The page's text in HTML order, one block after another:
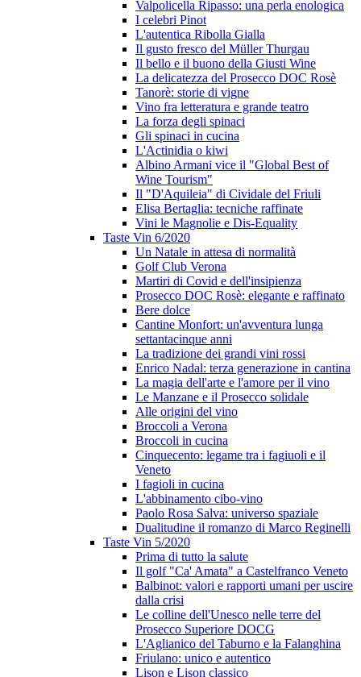
Valpolicella Ripasso: una perla enologica
I celebri Pinot
L'autentica Ribolla Gialla
Il gusto fresco del Müller Thurgau
Il bello e il buono della Giusti Wine
La delicatezza del Prosecco DOC Rosè
Tanorè: storie di vigne
Vino fra letteratura e grande teatro
La forza degli spinaci
Gli spinaci in cucina
L'Actinidia o kiwi
Albino Armani vice il "Global Best of
Wine Tourism"
Il "D'Aquileia" di Cividale del Friuli
Elisa Bertaglia: tecniche raffinate
Vini le Magnolie e Dis-Equality
Taste Vin 6/2020
Un Natale in attesa di normalità
Golf Club Verona
Martiri di Covid e dell'insipienza
Prosecco DOC Rosè: elegante e raffinato
Bere dolce
Cantine Monfort: un'avventura lunga
settantacinque anni
La tradizione dei grandi vini rossi
Enrico Nadal: terza generazione in cantina
La magia dell'arte e l'amore per il vino
Le Manzane e il Prosecco solidale
Alle origini del vino
Broccoli a Verona
Broccoli in cucina
Cinquecento: legame tra i fagiuoli e il
Veneto
I fagioli in cucina
L'abbinamento cibo-vino
Paolo Rosa Salva: universo spaziale
Dualitudine il romanzo di Marco Reginelli
Taste Vin 5/2020
Prima di tutto la salute
Il golf "Ca' Amata" a Castelfranco Veneto
Balbinot: valori e rapporti umani per uscire
dalla crisi
Le colline dell'Unesco nelle terre del
Prosecco Superiore DOCG
L'Aglianico del Taburno e la Falanghina
Friulano: unico e autentico
Lison e Lison classico